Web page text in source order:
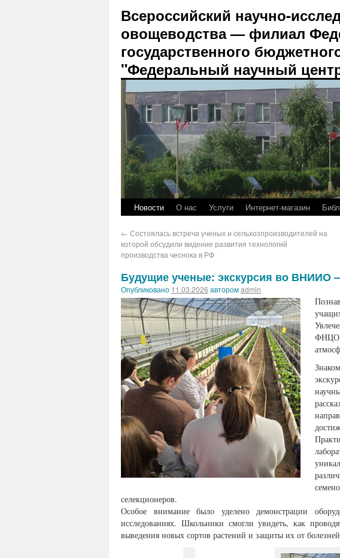
Всероссийский научно-
овощеводства — филиал
государственного
"Федеральный научный
Новости О нас Услуги Интернет-магазин
← Состоялась встреча ученых и сельхозпроизводителей на
которой обсудили видение развития технологий
производства чеснока в РФ
Будущие ученые: экскурсия во
Опубликовано 11.03.2026 авторомadmin
ФНЦО
селекционеров.
Особое внимание было уделено демонстрации
исследованиях. Школьники смогли увидеть, как
выведения новых сортов растений и защиты их от